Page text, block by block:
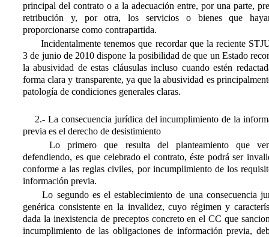
principal del contrato o a la adecuación entre, por una parte,
retribución y, por otra, los servicios o bienes que
proporcionarse como contrapartida.
Incidentalmente tenemos que recordar que la reciente
3 de junio de 2010 dispone la posibilidad de que un Estado
la abusividad de estas cláusulas incluso cuando estén
forma clara y transparente, ya que la abusividad es
patología de condiciones generales claras.
2.- La consecuencia jurídica del incumplimiento de la
previa es el derecho de desistimiento
Lo primero que resulta del planteamiento que
defendiendo, es que celebrado el contrato, éste podrá ser
conforme a las reglas civiles, por incumplimiento de los
información previa.
Lo segundo es el establecimiento de una consecuencia
genérica consistente en la invalidez, cuyo régimen y
dada la inexistencia de preceptos concreto en el CC que
incumplimiento de las obligaciones de información previa,